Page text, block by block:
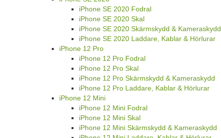
iPhone SE 2020 Fodral
iPhone SE 2020 Skal
iPhone SE 2020 Skärmskydd & Kameraskydd
iPhone SE 2020 Laddare, Kablar & Hörlurar
iPhone 12 Pro
iPhone 12 Pro Fodral
iPhone 12 Pro Skal
iPhone 12 Pro Skärmskydd & Kameraskydd
iPhone 12 Pro Laddare, Kablar & Hörlurar
iPhone 12 Mini
iPhone 12 Mini Fodral
iPhone 12 Mini Skal
iPhone 12 Mini Skärmskydd & Kameraskydd